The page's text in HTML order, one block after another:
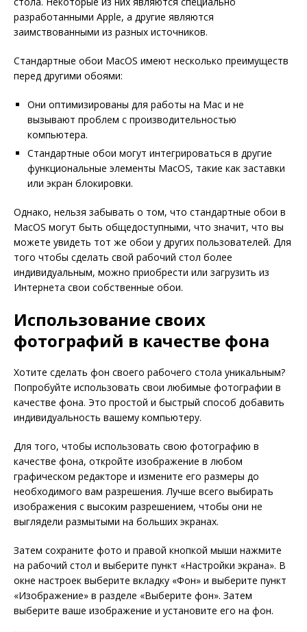
разработанными Apple, а другие являются
заимствованными из разных источников.
Стандартные обои MacOS имеют несколько преимуществ
перед другими обоями:
Они оптимизированы для работы на Mac и не
вызывают проблем с производительностью
компьютера.
Стандартные обои могут интегрироваться в другие
функциональные элементы MacOS, такие как заставки
или экран блокировки.
Однако, нельзя забывать о том, что стандартные обои в
MacOS могут быть общедоступными, что значит, что вы
можете увидеть тот же обои у других пользователей. Для
того чтобы сделать свой рабочий стол более
индивидуальным, можно приобрести или загрузить из
Интернета свои собственные обои.
Использование своих
фотографий в качестве фона
Хотите сделать фон своего рабочего стола уникальным?
Попробуйте использовать свои любимые фотографии в
качестве фона. Это простой и быстрый способ добавить
индивидуальность вашему компьютеру.
Для того, чтобы использовать свою фотографию в
качестве фона, откройте изображение в любом
графическом редакторе и измените его размеры до
необходимого вам разрешения. Лучше всего выбирать
изображения с высоким разрешением, чтобы они не
выглядели размытыми на больших экранах.
Затем сохраните фото и правой кнопкой мыши нажмите
на рабочий стол и выберите пункт «Настройки экрана». В
окне настроек выберите вкладку «Фон» и выберите пункт
«Изображение» в разделе «Выберите фон». Затем
выберите ваше изображение и установите его на фон.